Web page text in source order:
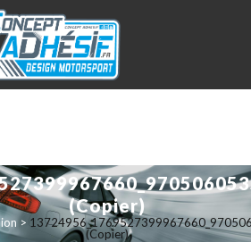
(Copier)
>
(Copier)